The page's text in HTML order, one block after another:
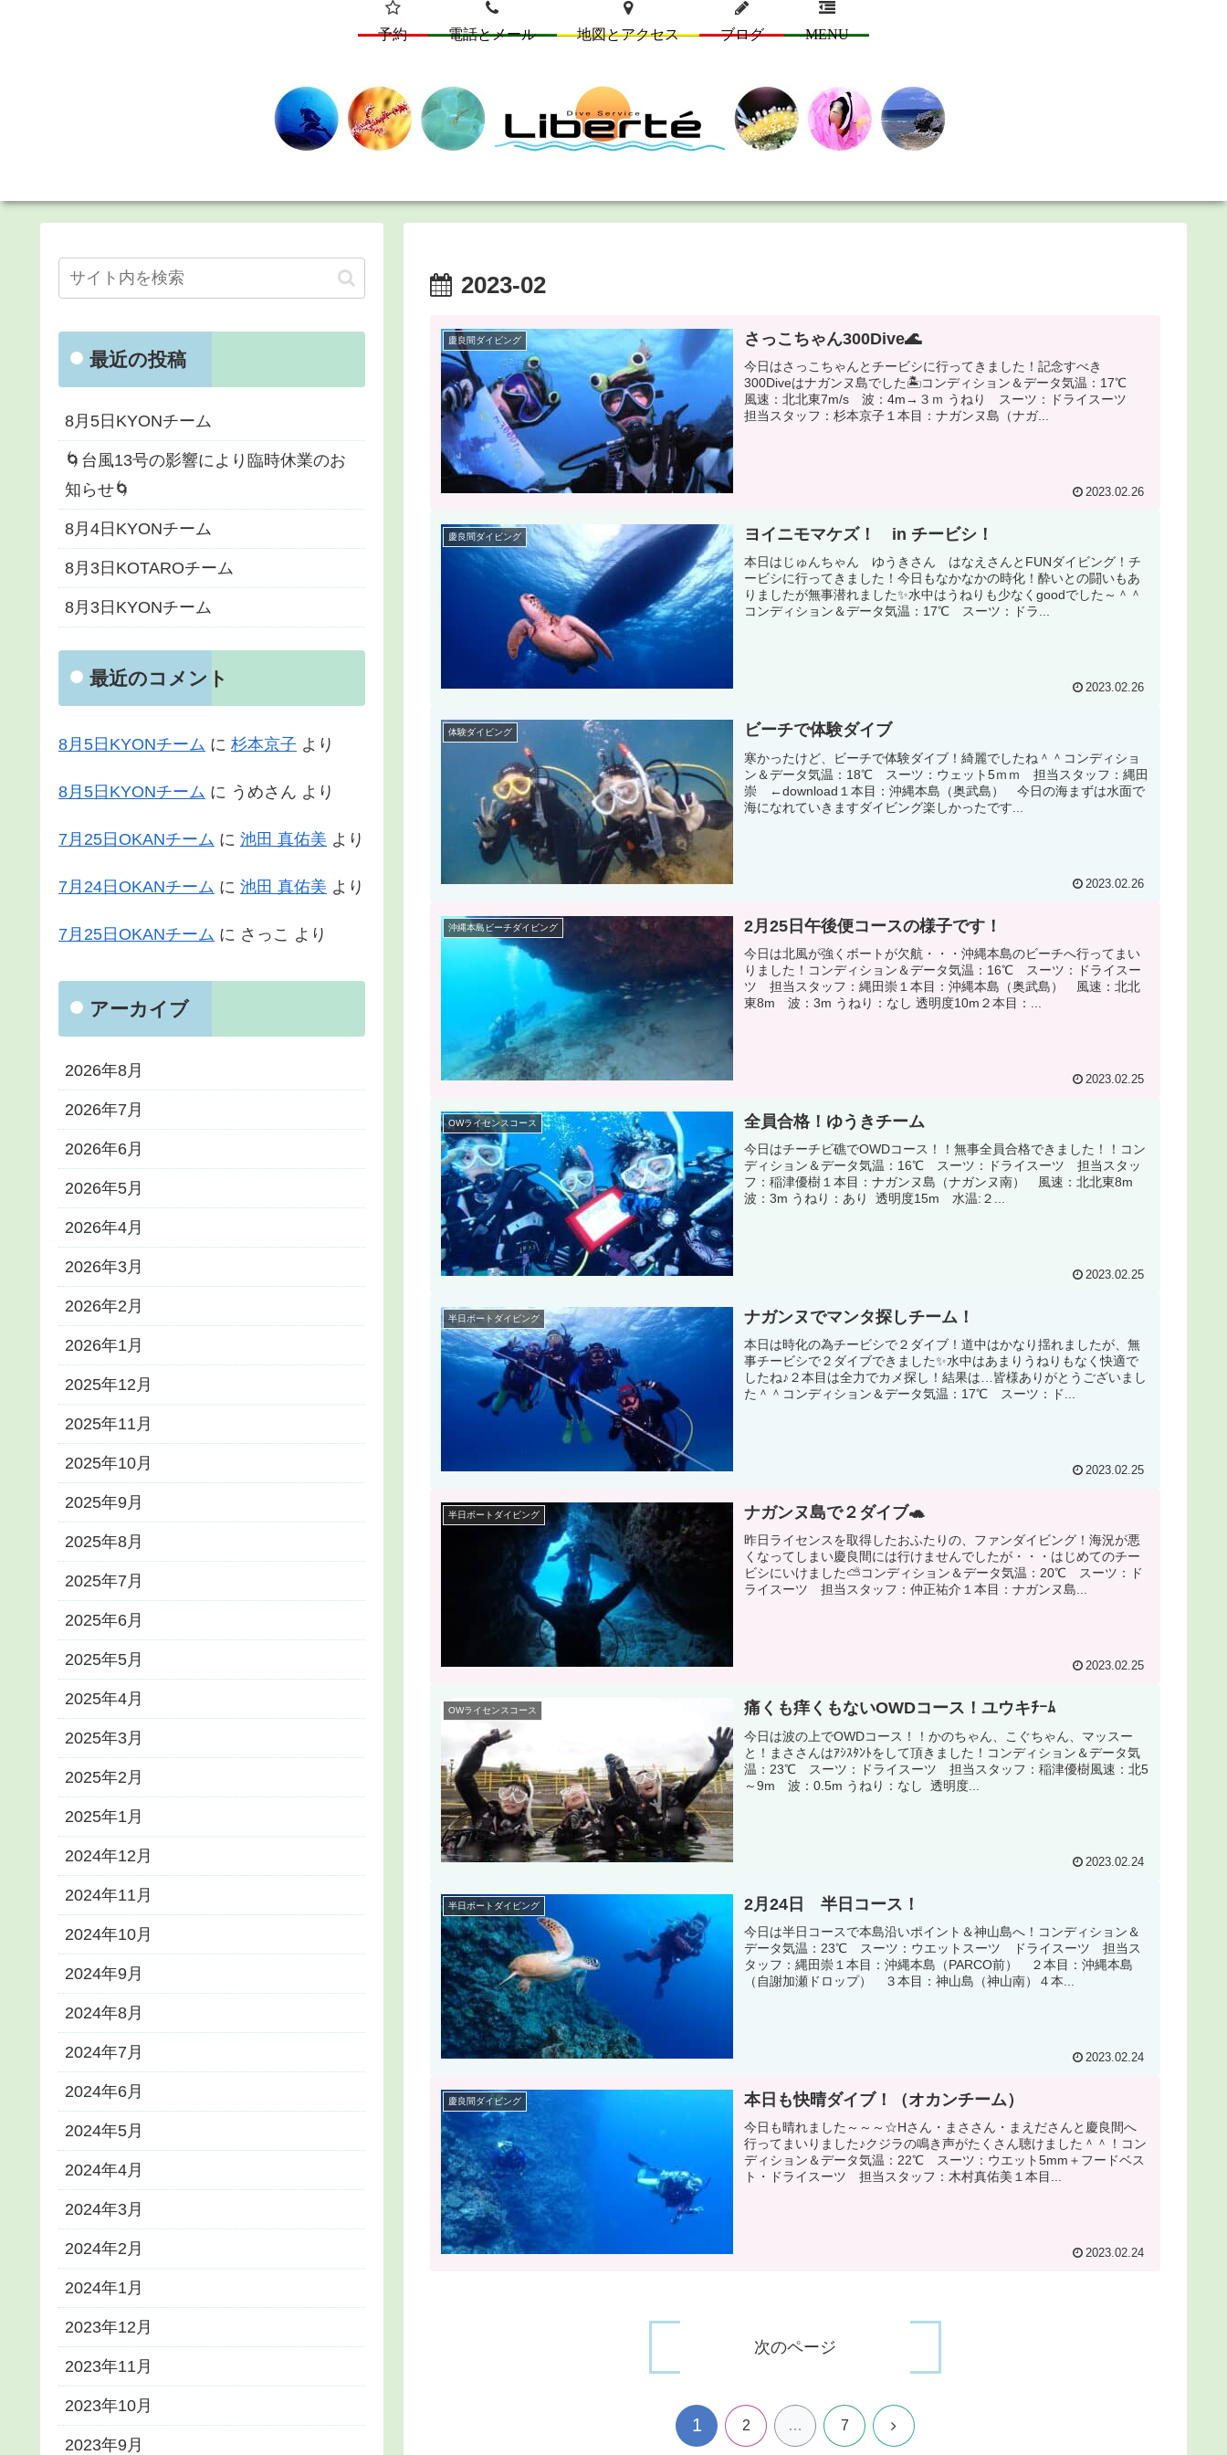
予約 電話とメール 地図とアクセス ブログ MENU
2023-02
慶良間ダイビング さっこちゃん300Dive🌊
今日はさっこちゃんとチービシに行ってきました！記念すべき
300Diveはナガンヌ島でした🏝コンディション＆データ気温：17℃
風速：北北東7m/s 波：4m→３ｍ うねり スーツ：ドライスーツ
担当スタッフ：杉本京子１本目：ナガンヌ島（ナガ...
2023.02.26
慶良間ダイビング ヨイニモマケズ！ in チービシ！
本日はじゅんちゃん ゆうきさん はなえさんとFUNダイビング！チ
ービシに行ってきました！今日もなかなかの時化！酔いとの闘いもあ
りましたが無事潜れました✨水中はうねりも少なくgoodでした～＾＾
コンディション＆データ気温：17℃ スーツ：ドラ...
2023.02.26
体験ダイビング ビーチで体験ダイブ
寒かったけど、ビーチで体験ダイブ！綺麗でしたね＾＾コンディショ
ン＆データ気温：18℃ スーツ：ウェット5ｍｍ 担当スタッフ：縄田
崇 ←download１本目：沖縄本島（奥武島） 今日の海まずは水面で
海になれていきますダイビング楽しかったです...
2023.02.26
沖縄本島ビーチダイビング 2月25日午後便コースの様子です！
今日は北風が強くボートが欠航・・・沖縄本島のビーチへ行ってまい
りました！コンディション＆データ気温：16℃ スーツ：ドライスー
ツ 担当スタッフ：縄田崇１本目：沖縄本島（奥武島） 風速：北北
東8m 波：3m うねり：なし 透明度10m２本目：...
2023.02.25
OWライセンスコース 全員合格！ゆうきチーム
今日はチーチビ礁でOWDコース！！無事全員合格できました！！コン
ディション＆データ気温：16℃ スーツ：ドライスーツ 担当スタッ
フ：稲津優樹１本目：ナガンヌ島（ナガンヌ南） 風速：北北東8m
波：3m うねり：あり 透明度15m 水温:２...
2023.02.25
半日ボートダイビング ナガンヌでマンタ探しチーム！
本日は時化の為チービシで２ダイブ！道中はかなり揺れましたが、無
事チービシで２ダイブできました✨水中はあまりうねりもなく快適で
したね♪２本目は全力でカメ探し！結果は…皆様ありがとうございまし
た＾＾コンディション＆データ気温：17℃ スーツ：ド...
2023.02.25
半日ボートダイビング ナガンヌ島で２ダイブ🐢
昨日ライセンスを取得したおふたりの、ファンダイビング！海況が悪
くなってしまい慶良間には行けませんでしたが・・・はじめてのチー
ビシにいけました⛅コンディション＆データ気温：20℃ スーツ：ド
ライスーツ 担当スタッフ：仲正祐介１本目：ナガンヌ島...
2023.02.25
OWライセンスコース 痛くも痒くもないOWDコース！ユウキﾁｰﾑ
今日は波の上でOWDコース！！かのちゃん、こぐちゃん、マッスー
と！まささんはｱｼｽﾀﾝﾄをして頂きました！コンディション＆データ気
温：23℃ スーツ：ドライスーツ 担当スタッフ：稲津優樹風速：北5
～9m 波：0.5m うねり：なし 透明度...
2023.02.24
半日ボートダイビング 2月24日 半日コース！
今日は半日コースで本島沿いポイント＆神山島へ！コンディション＆
データ気温：23℃ スーツ：ウエットスーツ ドライスーツ 担当ス
タッフ：縄田崇１本目：沖縄本島（PARCO前） ２本目：沖縄本島
（自謝加瀬ドロップ） ３本目：神山島（神山南）４本...
2023.02.24
慶良間ダイビング 本日も快晴ダイブ！（オカンチーム）
今日も晴れました～～～☆Hさん・まささん・まえださんと慶良間へ
行ってまいりました♪クジラの鳴き声がたくさん聴けました＾＾！コン
ディション＆データ気温：22℃ スーツ：ウエット5mm＋フードベス
ト・ドライスーツ 担当スタッフ：木村真佑美１本目...
2023.02.24
次のページ
1 2 … 7 次
最近の投稿
8月5日KYONチーム
🌀台風13号の影響により臨時休業のお
知らせ🌀
8月4日KYONチーム
8月3日KOTAROチーム
8月3日KYONチーム
最近のコメント
8月5日KYONチーム に 杉本京子 より
8月5日KYONチーム に うめさん より
7月25日OKANチーム に 池田 真佑美 より
7月24日OKANチーム に 池田 真佑美 より
7月25日OKANチーム に さっこ より
アーカイブ
2026年8月
2026年7月
2026年6月
2026年5月
2026年4月
2026年3月
2026年2月
2026年1月
2025年12月
2025年11月
2025年10月
2025年9月
2025年8月
2025年7月
2025年6月
2025年5月
2025年4月
2025年3月
2025年2月
2025年1月
2024年12月
2024年11月
2024年10月
2024年9月
2024年8月
2024年7月
2024年6月
2024年5月
2024年4月
2024年3月
2024年2月
2024年1月
2023年12月
2023年11月
2023年10月
2023年9月